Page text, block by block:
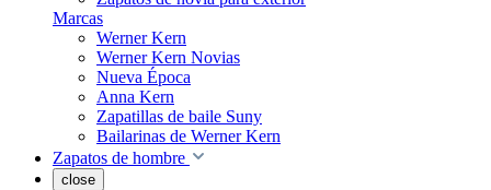
Marcas
Werner Kern
Werner Kern Novias
Nueva Época
Anna Kern
Zapatillas de baile Suny
Bailarinas de Werner Kern
Zapatos de hombre
close